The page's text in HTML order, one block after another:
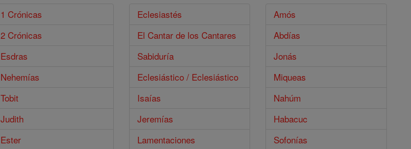
1 Crónicas
2 Crónicas
Esdras
Nehemías
Tobit
Judith
Ester
Eclesiastés
El Cantar de los Cantares
Sabiduría
Eclesiástico / Eclesiástico
Isaías
Jeremías
Lamentaciones
Amós
Abdías
Jonás
Miqueas
Nahúm
Habacuc
Sofonías